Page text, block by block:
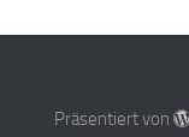
Präsentiert von